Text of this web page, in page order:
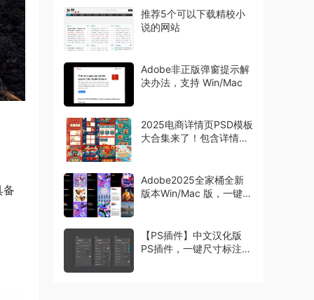
备
推荐5个可以下载精校小
说的网站
Adobe非正版弹窗提示解
决办法，支持 Win/Mac
2025电商详情页PSD模板
大合集来了！包含详情页
Adobe2025全家桶全新
版本Win/Mac 版，一键安
【PS插件】中文汉化版
PS插件，一键尺寸标注工